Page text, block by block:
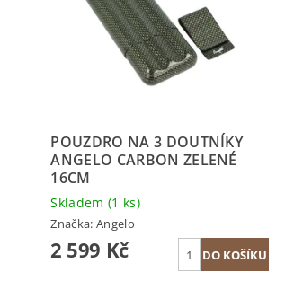
POUZDRO NA 3 DOUTNÍKY
ANGELO CARBON ZELENÉ
16CM
Skladem (1 ks)
Značka: Angelo
2 599 Kč